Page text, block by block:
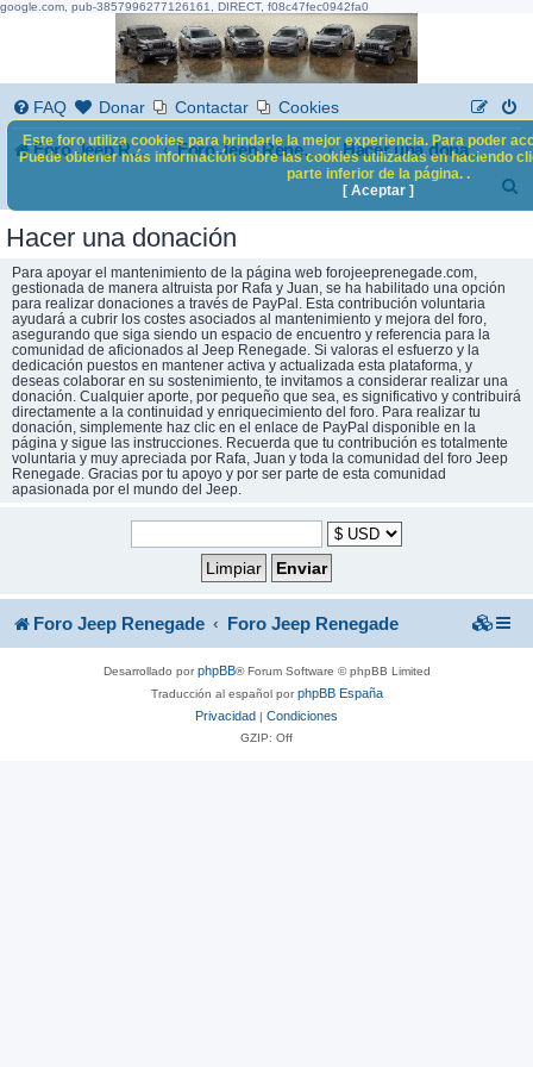
google.com, pub-3857996277126161, DIRECT, f08c47fec0942fa0
FAQ Donar Contactar Cookies
Foro Jeep Renegade Foro Jeep Renegade
Hacer una donación
Hacer una donación
Para apoyar el mantenimiento de la página web forojeeprenegade.com,
gestionada de manera altruista por Rafa y Juan, se ha habilitado una opción
para realizar donaciones a través de PayPal. Esta contribución voluntaria
ayudará a cubrir los costes asociados al mantenimiento y mejora del foro,
asegurando que siga siendo un espacio de encuentro y referencia para la
comunidad de aficionados al Jeep Renegade. Si valoras el esfuerzo y la
dedicación puestos en mantener activa y actualizada esta plataforma, y
deseas colaborar en su sostenimiento, te invitamos a considerar realizar una
donación. Cualquier aporte, por pequeño que sea, es significativo y contribuirá
directamente a la continuidad y enriquecimiento del foro. Para realizar tu
donación, simplemente haz clic en el enlace de PayPal disponible en la
página y sigue las instrucciones. Recuerda que tu contribución es totalmente
voluntaria y muy apreciada por Rafa, Juan y toda la comunidad del foro Jeep
Renegade. Gracias por tu apoyo y por ser parte de esta comunidad
apasionada por el mundo del Jeep.
Este foro utiliza cookies para brindarle la mejor experiencia. Para poder
Puede obtener más información sobre las cookies utilizadas en haciendo
parte inferior de la página. .
[ Aceptar ]
Foro Jeep Renegade Foro Jeep Renegade
Desarrollado porphpBB® Forum Software © phpBB Limited
Traducción al español porphpBB España
Privacidad | Condiciones
GZIP: Off